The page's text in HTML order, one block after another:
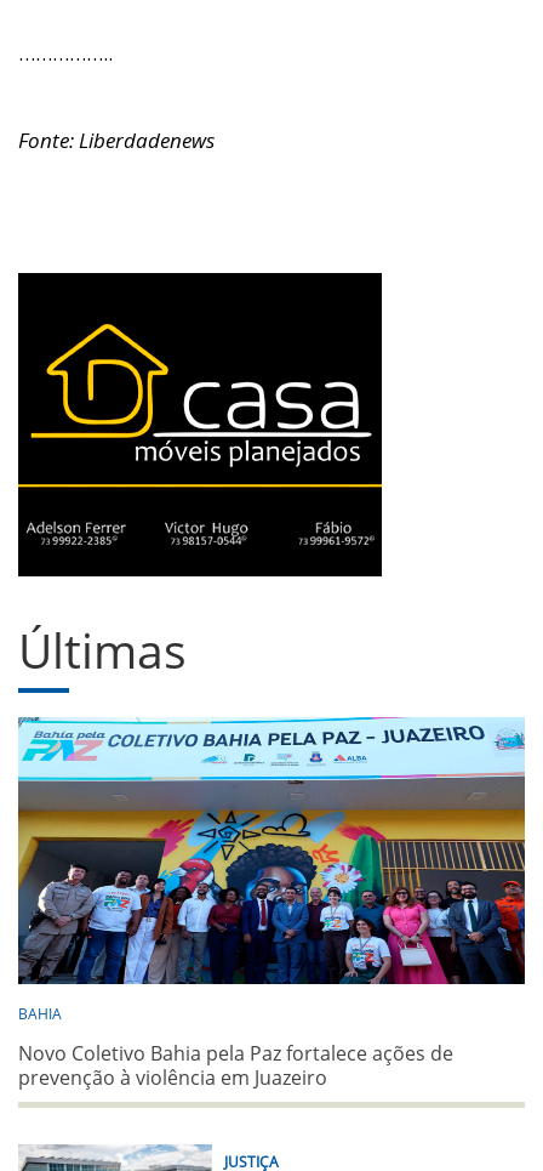
……………..
Fonte: Liberdadenews
Últimas
BAHIA
Novo Coletivo Bahia pela Paz fortalece ações de
prevenção à violência em Juazeiro
JUSTIÇA